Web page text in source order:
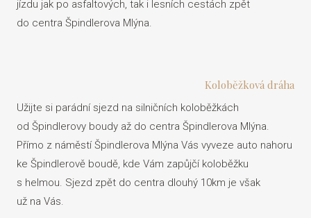
jízdu jak po asfaltových, tak i lesních cestách zpět
do centra Špindlerova Mlýna.
Koloběžková dráha
Užijte si parádní sjezd na silničních koloběžkách
od Špindlerovy boudy až do centra Špindlerova Mlýna.
Přímo z náměstí Špindlerova Mlýna Vás vyveze auto nahoru
ke Špindlerově boudě, kde Vám zapůjčí koloběžku
s helmou. Sjezd zpět do centra dlouhý 10km je však
už na Vás.